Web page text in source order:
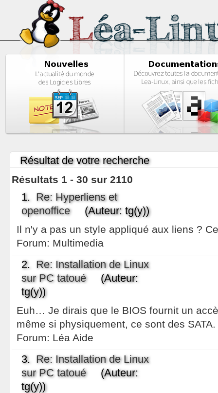
Résultat de votre recherche
Résultats 1 - 30 sur 2110
1. Re: Hyperliens et
openoffice(Auteur: tg(y))
Il n'y a pas un style appliqué aux liens ?
Forum: Multimedia
2. Re: Installation de Linux
sur PC tatoué(Auteur:
tg(y))
Euh… Je dirais que le BIOS fournit un
même si physiquement, ce sont des SATA.
Forum: Léa Aide
3. Re: Installation de Linux
sur PC tatoué(Auteur:
tg(y))